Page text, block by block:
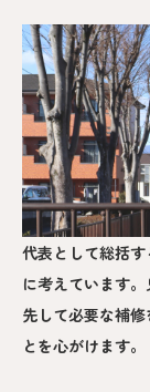
代表として総括
に考えています
先して必要な補
とを心がけます。